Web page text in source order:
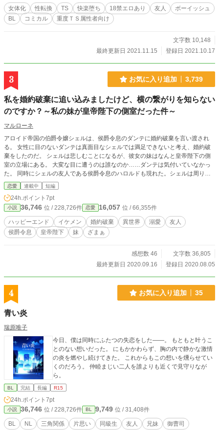
す。 今やTS創作界の第一人者、柊ぽぷら先生に表示絵を描い
ていただきました！ この光栄と喜びを胸に、これからもコ
アなTS作品を書き続けていきたいと思います！
女体化 性転換 TS 快楽堕ち 18禁エロあり 友人
ボーイッシュ
BL
コミカル 重度ＴＳ属性者向け
文字数 10,148
最終更新日 2021.11.15
登録日 2021.10.17
3 お気に入り追加 3,739
私を婚約破棄に追い込みましたけど、横の繋がりを知らない
のですか？～私の妹が皇帝陛下の側室だった件～
マルローネ
アロイド帝国の伯爵令嬢シェルは、侯爵令息のダンテに婚約破棄を言い渡され
る。 女性に目のないダンテは真面目なシェルでは満足できないと考え、婚約破
棄をしたのだ。 シェルは悲しむことになるが、彼女の妹はなんと皇帝陛下の側
室の立場にある。 大変な目に遭うのは誰なのか……ダンテは気付いていなかっ
た。 同時にシェルの友人である侯爵令息のハロルドも現れた。シェルは周りに
助けられながら、新しい幸せを掴んでいく……。
恋愛 連載中 短編
24h.ポイント 7pt
小説 36,746 位 / 228,726件 恋愛 16,057 位 / 66,355件
ハッピーエンド イケメン 婚約破棄 異世界 溺愛
友人
侯爵令息
皇帝陛下 妹 ざまぁ
感想数 46
文字数 36,805
最終更新日 2020.09.16
登録日 2020.08.05
4 お気に入り追加 35
青い炎
瑞原唯子
今日、僕は同時にふたつの失恋をした——。 もともと叶うこ
とのない想いだった。 にもかかわらず、胸の内で静かな激情
の炎を燃やし続けてきた。 これからもこの想いを燻らせてい
くのだろう。 仲睦まじい二人を誰よりも近くで見守りなが
ら。
BL 完結 長編 R15
24h.ポイント 7pt
小説 36,746 位 / 228,726件 BL 9,749 位 / 31,408件
BL NL 三角関係 片思い 同級生 友人 兄妹 御曹司